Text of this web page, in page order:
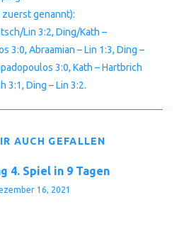
genannt):
Lin 3:2, Ding/Kath –
3:0, Abraamian – Lin 1:3, Ding –
3:0, Kath – Hartbrich
3:1, Ding – Lin 3:2.
AUCH GEFALLEN
4. Spiel in 9 Tagen
16, 2021